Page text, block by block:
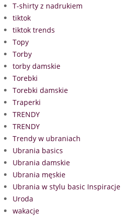
T-shirty z nadrukiem
tiktok
tiktok trends
Topy
Torby
torby damskie
Torebki
Torebki damskie
Traperki
TRENDY
TRENDY
Trendy w ubraniach
Ubrania basics
Ubrania damskie
Ubrania męskie
Ubrania w stylu basic Inspiracje
Uroda
wakacje